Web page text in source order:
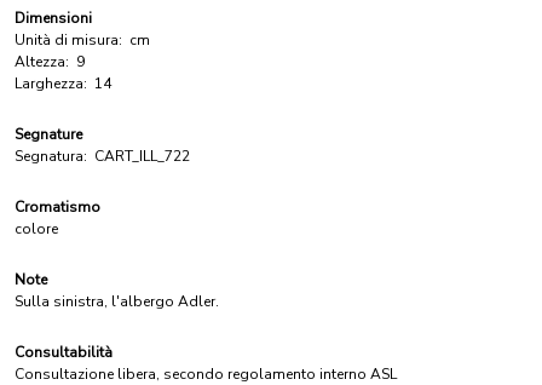
Dimensioni
Unità di misura: cm
Altezza: 9
Larghezza: 14
Segnature
Segnatura: CART_ILL_722
Cromatismo
colore
Note
Sulla sinistra, l'albergo Adler.
Consultabilità
Consultazione libera, secondo regolamento interno ASL